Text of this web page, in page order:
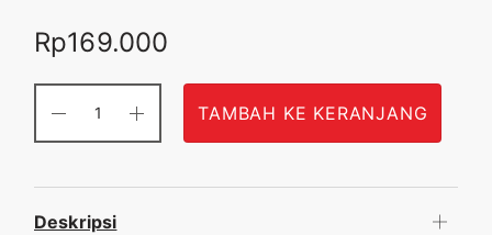
Rp169.000
TAMBAH KE KERANJANG
Deskripsi